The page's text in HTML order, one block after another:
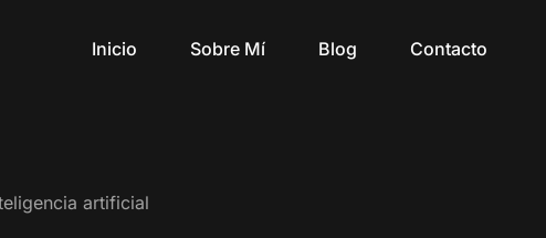
Inicio Sobre Mí Blog Contacto
artificial